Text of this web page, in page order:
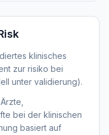
klinisches
zur risiko bei
unter validierung).
bei der klinischen
basiert auf